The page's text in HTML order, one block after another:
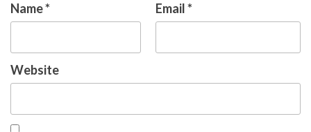
Name* Email*
Website